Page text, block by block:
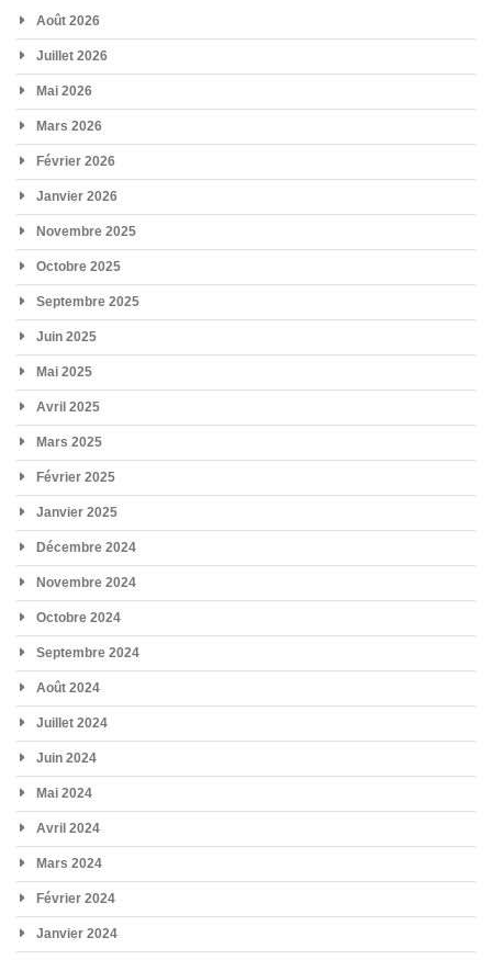
Août 2026
Juillet 2026
Mai 2026
Mars 2026
Février 2026
Janvier 2026
Novembre 2025
Octobre 2025
Septembre 2025
Juin 2025
Mai 2025
Avril 2025
Mars 2025
Février 2025
Janvier 2025
Décembre 2024
Novembre 2024
Octobre 2024
Septembre 2024
Août 2024
Juillet 2024
Juin 2024
Mai 2024
Avril 2024
Mars 2024
Février 2024
Janvier 2024